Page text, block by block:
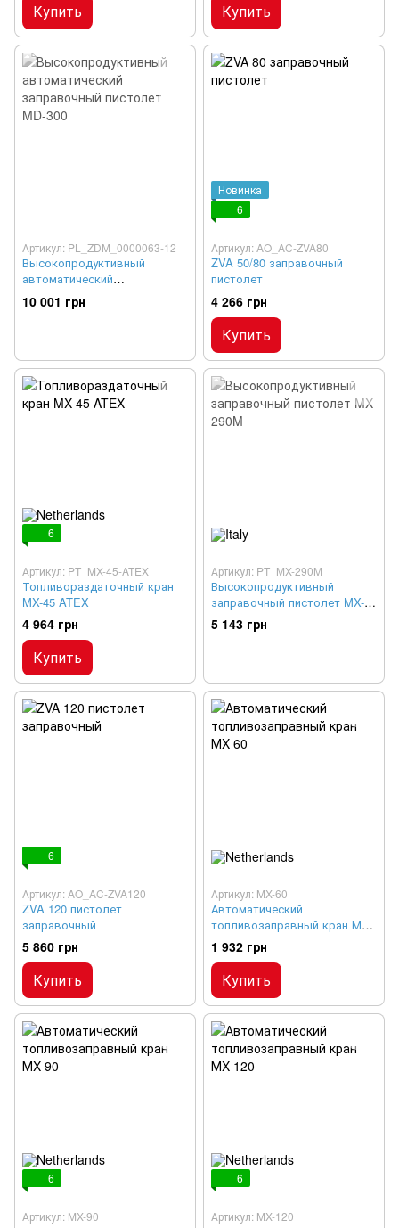
Купить Купить
Артикул: PL_ZDM_0000063-12
Высокопродуктивный
автоматический
заправочный пистолет MD-
300
10 001 грн
Новинка
6
Артикул: AO_AC-ZVA80
ZVA 50/80 заправочный
пистолет
4 266 грн
Купить
6
Артикул: PT_MX-45-ATEX
Топливораздаточный кран
MX-45 ATEX
4 964 грн
Купить
Артикул: PT_MX-290M
Высокопродуктивный
заправочный пистолет MX-
290M
5 143 грн
6
Артикул: AO_AC-ZVA120
ZVA 120 пистолет
заправочный
5 860 грн
Купить
Артикул: MX-60
Автоматический
топливозаправный кран МX
60
1 932 грн
Купить
6
Артикул: MX-90
6
Артикул: MX-120